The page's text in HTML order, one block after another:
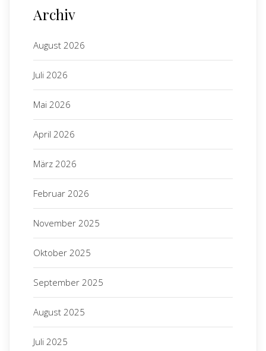
Archiv
August 2026
Juli 2026
Mai 2026
April 2026
März 2026
Februar 2026
November 2025
Oktober 2025
September 2025
August 2025
Juli 2025